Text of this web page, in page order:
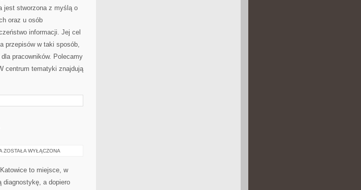
jest stworzona z myślą o
oraz u osób
informacji. Jej cel
przepisów w taki sposób,
pracowników. Polecamy
centrum tematyki znajdują
SERWIS
KLAWIATURY
ZOSTAŁA WYŁĄCZONA
to miejsce, w
diagnostykę, a dopiero